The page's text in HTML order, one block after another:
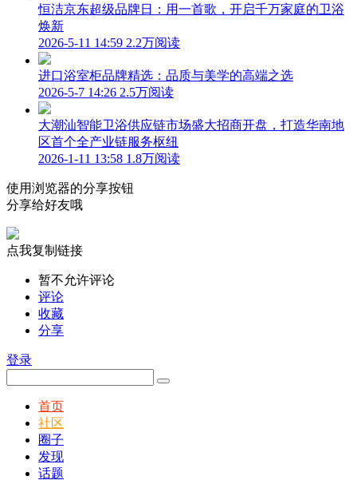
恒洁京东超级品牌日：用一首歌，开启千万家庭的卫浴
焕新
2026-5-11 14:59 2.2万阅读
进口浴室柜品牌精选：品质与美学的高端之选
2026-5-7 14:26 2.5万阅读
大潮汕智能卫浴供应链市场盛大招商开盘，打造华南地
区首个全产业链服务枢纽
2026-1-11 13:58 1.8万阅读
使用浏览器的分享按钮
分享给好友哦
点我复制链接
暂不允许评论
评论
收藏
分享
登录
首页
社区
圈子
发现
话题